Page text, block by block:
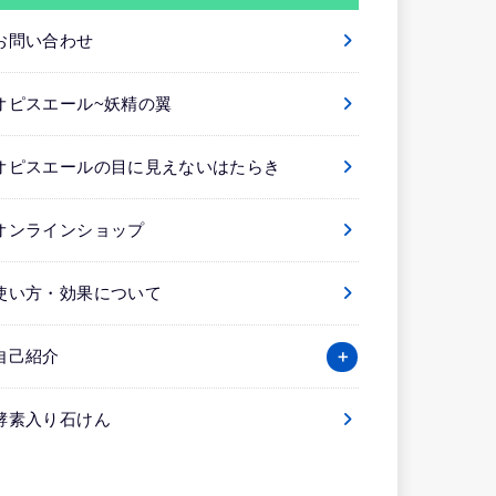
問い合わせ
ピスエール~妖精の翼
ピスエールの目に見えないはたらき
ンラインショップ
い方・効果について
己紹介
素入り石けん